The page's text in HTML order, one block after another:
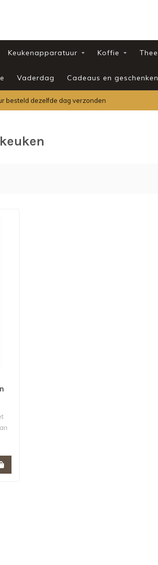
Keukenapparatuur Koffie Thee
Vaderdag Cadeaus en geschenken
besteld dezelfde dag verzonden